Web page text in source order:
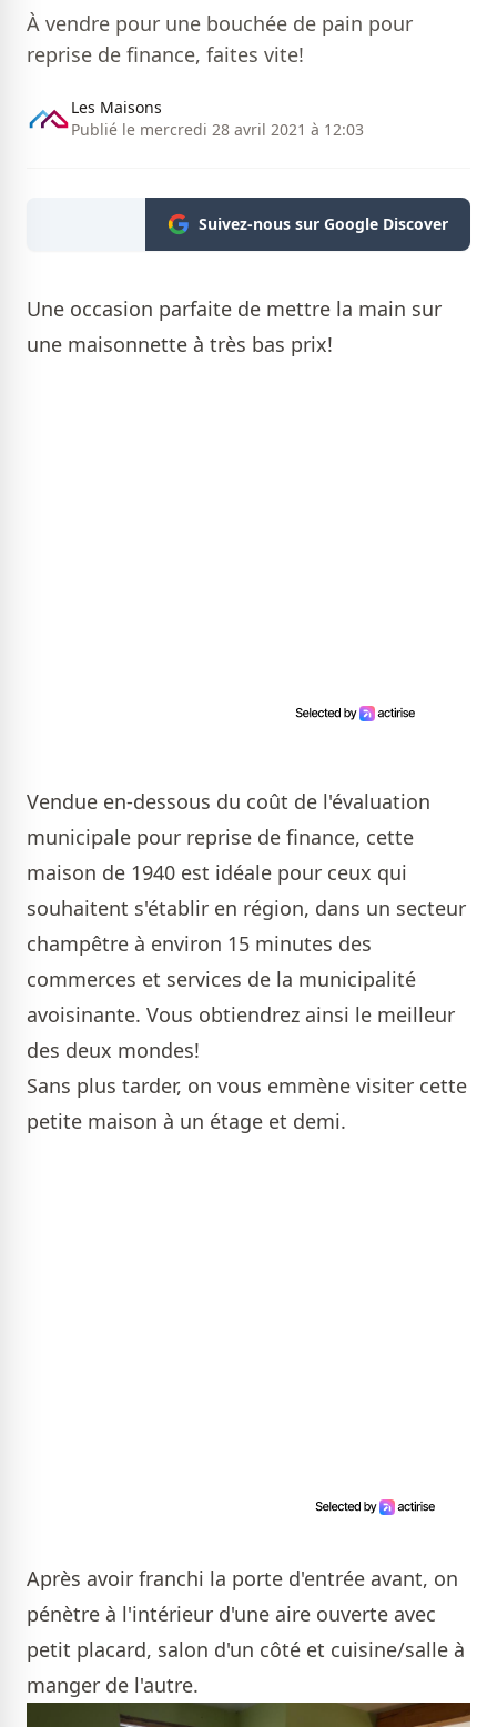
À vendre pour une bouchée de pain pour
reprise de finance, faites vite!
Les Maisons
Publié le mercredi 28 avril 2021 à 12:03
Suivez-nous sur Google Discover
Une occasion parfaite de mettre la main sur
une maisonnette à très bas prix!
Vendue en-dessous du coût de l'évaluation
municipale pour reprise de finance, cette
maison de 1940 est idéale pour ceux qui
souhaitent s'établir en région, dans un secteur
champêtre à environ 15 minutes des
commerces et services de la municipalité
avoisinante. Vous obtiendrez ainsi le meilleur
des deux mondes!
Sans plus tarder, on vous emmène visiter cette
petite maison à un étage et demi.
Après avoir franchi la porte d'entrée avant, on
pénètre à l'intérieur d'une aire ouverte avec
petit placard, salon d'un côté et cuisine/salle à
manger de l'autre.